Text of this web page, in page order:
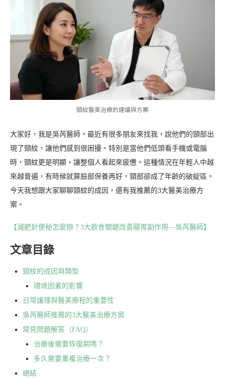
頸紋醫美治療的建議與方案
大家好，我是吳芮醫師。最近有很多朋友來找我，說他們的頸部出
現了頸紋，讓他們感到很困擾。特別是當他們低頭看手機或電腦
時，頸紋更是明顯，讓整個人看起來疲憊。這種情況在年輕人中越
來越普遍，有時候就算臉部保養再好，頸部卻成了年齡的破綻區。
今天我想跟大家聊聊頸紋的成因，還有我推薦的3大醫美治療方
案。
【減肥針便秘怎麼辦？3大飲食關鍵改善腸胃副作用—吳芮醫師】
文章目錄
頸紋的成因與類型
環境因素的影響
日常護理與醫美療程的重要性
吳芮醫師推薦的3大醫美治療方案
常見問題解答（FAQ）
治療後需要恢復期嗎？
多久需要重複治療一次？
總結